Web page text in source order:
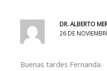
DR. ALBERTO
26 DE
Buenas tardes Fernanda.